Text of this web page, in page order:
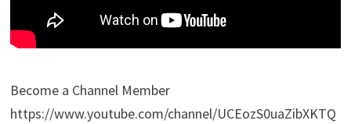
Become a Channel Member
https://www.youtube.com/channel/UCEozS0uaZibXKTQ